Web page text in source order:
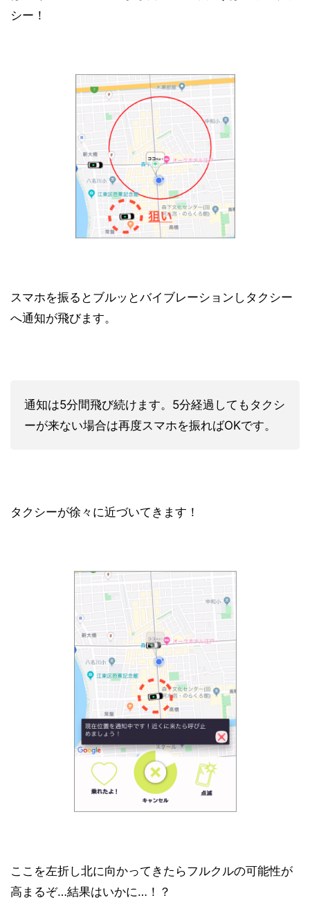
シー！
スマホを振るとブルッとバイブレーションしタクシー
へ通知が飛びます。
通知は5分間飛び続けます。5分経過してもタクシ
ーが来ない場合は再度スマホを振ればOKです。
タクシーが徐々に近づいてきます！
ここを左折し北に向かってきたらフルクルの可能性が
高まるぞ…結果はいかに…！？